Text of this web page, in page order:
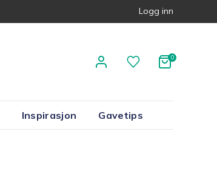
Logg inn
Inspirasjon Gavetips